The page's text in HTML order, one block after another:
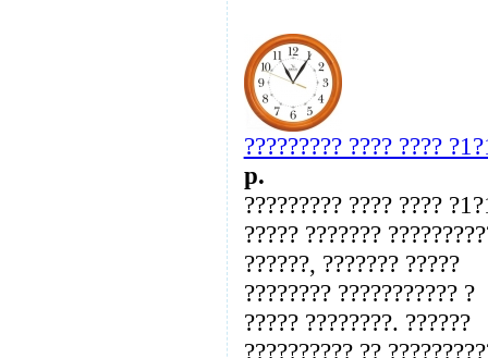
????????? ???? ????
p.
????????? ???? ????
????? ???????
??????, ??????? ?????
???????? ??????????? ?
????? ????????. ??????
?????????? ??